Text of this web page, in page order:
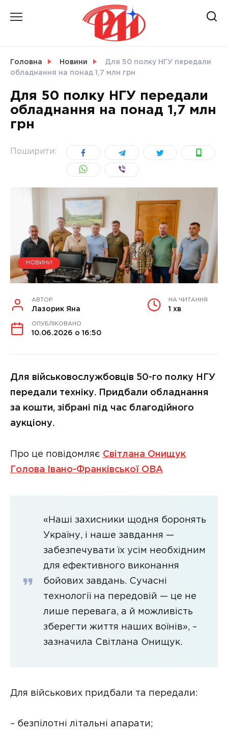
Головна Новини
Для 50 полку НГУ передали
обладнання на понад 1,7 млн грн
Для 50 полку НГУ передали
обладнання на понад 1,7 млн
грн
Поширити:
НОВИНИ
АВТОР
Лазорик Яна
НА ЧИТАННЯ
1 хв
ОПУБЛІКОВАНО
10.06.2026 о 16:50
Для військовослужбовців 50-го полку НГУ
передали техніку. Придбали обладнання
за кошти, зібрані під час благодійного
аукціону.
Про це повідомляє Світлана Онищук
Голова Івано-Франківської ОВА
«Наші захисники щодня боронять
Україну, і наше завдання —
забезпечувати їх усім необхідним
для ефективного виконання
бойових завдань. Сучасні
технології на передовій — це не
лише перевага, а й можливість
зберегти життя наших воїнів», –
зазначила Світлана Онищук.
Для військових придбали та передали:
– безпілотні літальні апарати;